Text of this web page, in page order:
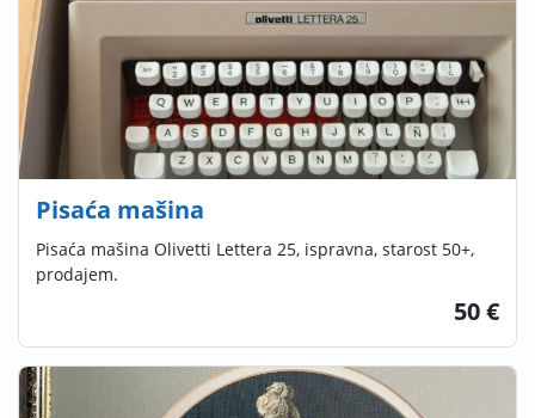
Pisaća mašina
Pisaća mašina Olivetti Lettera 25, ispravna, starost 50+,
prodajem.
50 €